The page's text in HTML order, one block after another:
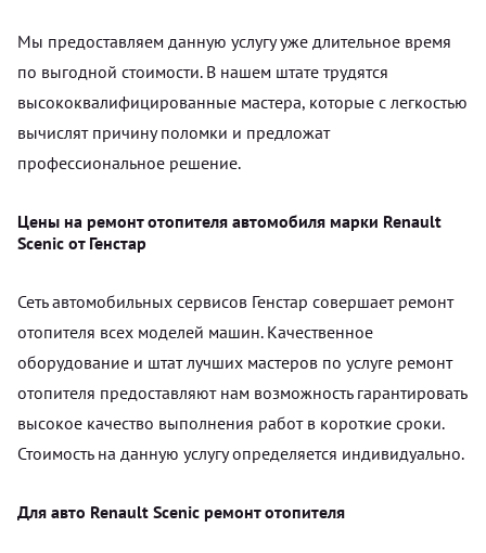
Мы предоставляем данную услугу уже длительное время
по выгодной стоимости. В нашем штате трудятся
высококвалифицированные мастера, которые с легкостью
вычислят причину поломки и предложат
профессиональное решение.
Цены на ремонт отопителя автомобиля марки Renault
Scenic от Генстар
Сеть автомобильных сервисов Генстар совершает ремонт
отопителя всех моделей машин. Качественное
оборудование и штат лучших мастеров по услуге ремонт
отопителя предоставляют нам возможность гарантировать
высокое качество выполнения работ в короткие сроки.
Стоимость на данную услугу определяется индивидуально.
Для авто Renault Scenic ремонт отопителя